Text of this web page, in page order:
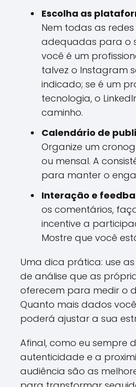
Escolha as
Nem todas as
adequadas para o
você é um
talvez o Instagram
indicado; se é um
tecnologia, o
caminho.
Calendário de
Organize um
ou mensal. A
para manter o
Interação e
os comentários,
incentive a
Mostre que você
Uma dica prática: use
de análise que as
oferecem para medir o
Quanto mais dados
poderá ajustar a sua
Afinal, como eu sempre
autenticidade e a
audiência são as